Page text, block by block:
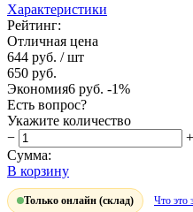
Характеристики
Рейтинг:
Отличная цена
644 руб. / шт
650 руб.
Экономия6 руб. -1%
Есть вопрос?
Укажите количество
−
+
Сумма:
В корзину
Только онлайн (склад) Что это